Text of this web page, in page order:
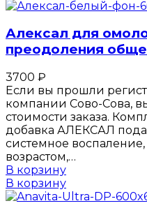
Алексал для
преодоления
3700 ₽
Если вы прошли
компании Сово-Сова,
стоимости заказа.
добавка АЛЕКСАЛ
системное
возрастом,…
В корзину
В корзину